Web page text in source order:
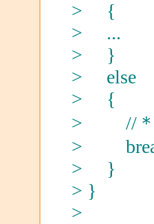
> {
> ...
> }
> else
> {
> //＊＊
>
> }
> }
>